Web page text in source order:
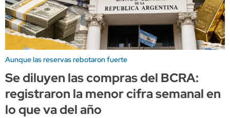
Aunque las reservas rebotaron fuerte
Se diluyen las compras del BCRA:
registraron la menor cifra semanal en
lo que va del año